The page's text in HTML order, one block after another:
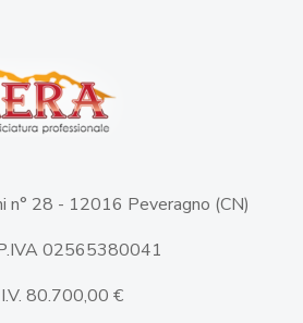
n° 28 - 12016 Peveragno (CN)
02565380041
80.700,00 €